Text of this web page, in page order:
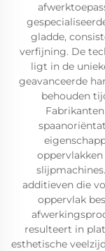
gladde,
verfijning. De
ligt in de
geavanceerde
behouden
additieven die
oppervlak
resulteert in
esthetische